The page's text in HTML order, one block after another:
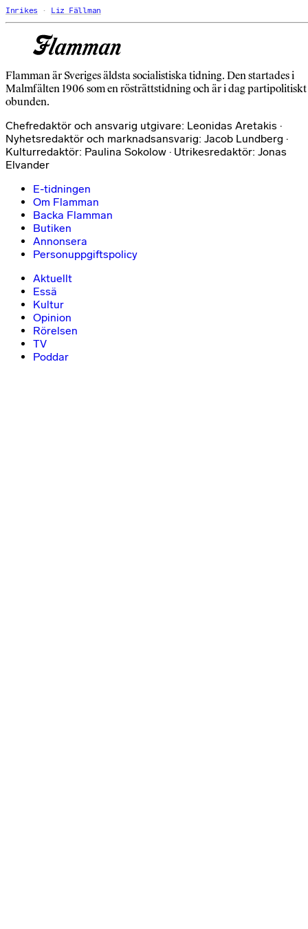
Inrikes Liz Fällman
Flamman är Sveriges äldsta socialistiska tidning. Den startades i
Malmfälten 1906 som en rösträttstidning och är i dag partipolitiskt
obunden.
Chefredaktör och ansvarig utgivare: Leonidas Aretakis ·
Nyhetsredaktör och marknadsansvarig: Jacob Lundberg ·
Kulturredaktör: Paulina Sokolow · Utrikesredaktör: Jonas
Elvander
E-tidningen
Om Flamman
Backa Flamman
Butiken
Annonsera
Personuppgiftspolicy
Aktuellt
Essä
Kultur
Opinion
Rörelsen
TV
Poddar